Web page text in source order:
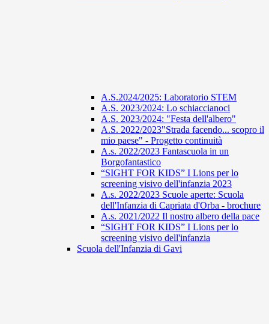
A.S.2024/2025: Laboratorio STEM
A.S. 2023/2024: Lo schiaccianoci
A.S. 2023/2024: "Festa dell'albero"
A.S. 2022/2023"Strada facendo... scopro il
mio paese" - Progetto continuità
A.s. 2022/2023 Fantascuola in un
Borgofantastico
“SIGHT FOR KIDS” I Lions per lo
screening visivo dell'infanzia 2023
A.s. 2022/2023 Scuole aperte: Scuola
dell'Infanzia di Capriata d'Orba - brochure
A.s. 2021/2022 Il nostro albero della pace
“SIGHT FOR KIDS” I Lions per lo
screening visivo dell'infanzia
Scuola dell'Infanzia di Gavi